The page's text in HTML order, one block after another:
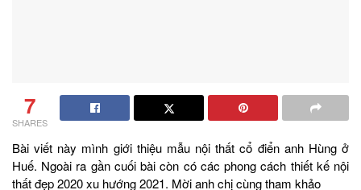
7
SHARES
Bài viết này mình giới thiệu mẫu nội thất cổ điển anh Hùng ở
Huế. Ngoài ra gần cuối bài còn có các phong cách thiết kế nội
thất đẹp 2020 xu hướng 2021. Mời anh chị cùng tham khảo